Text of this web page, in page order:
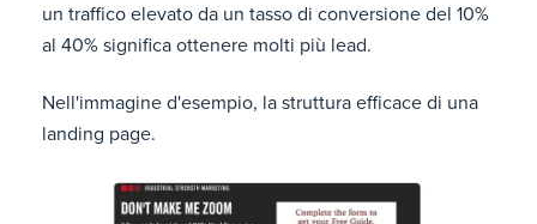
un traffico elevato da un tasso di conversione del 10%
al 40% significa ottenere molti più lead.
Nell'immagine d'esempio, la struttura efficace di una
landing page.